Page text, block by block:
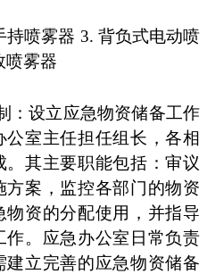
持喷雾器 3. 背负式电动喷
喷雾器
：设立应急物资储备工作
室主任担任组长，各相
其主要职能包括：审议
案，监控各部门的物资
资的分配使用，并指导
。应急办公室日常负责
立完善的应急物资储备